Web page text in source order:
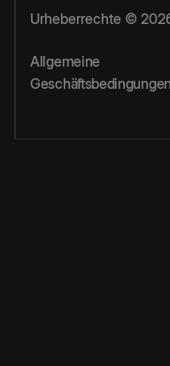
Urheberrechte ©
Allgemeine
Geschäftsbedingungen